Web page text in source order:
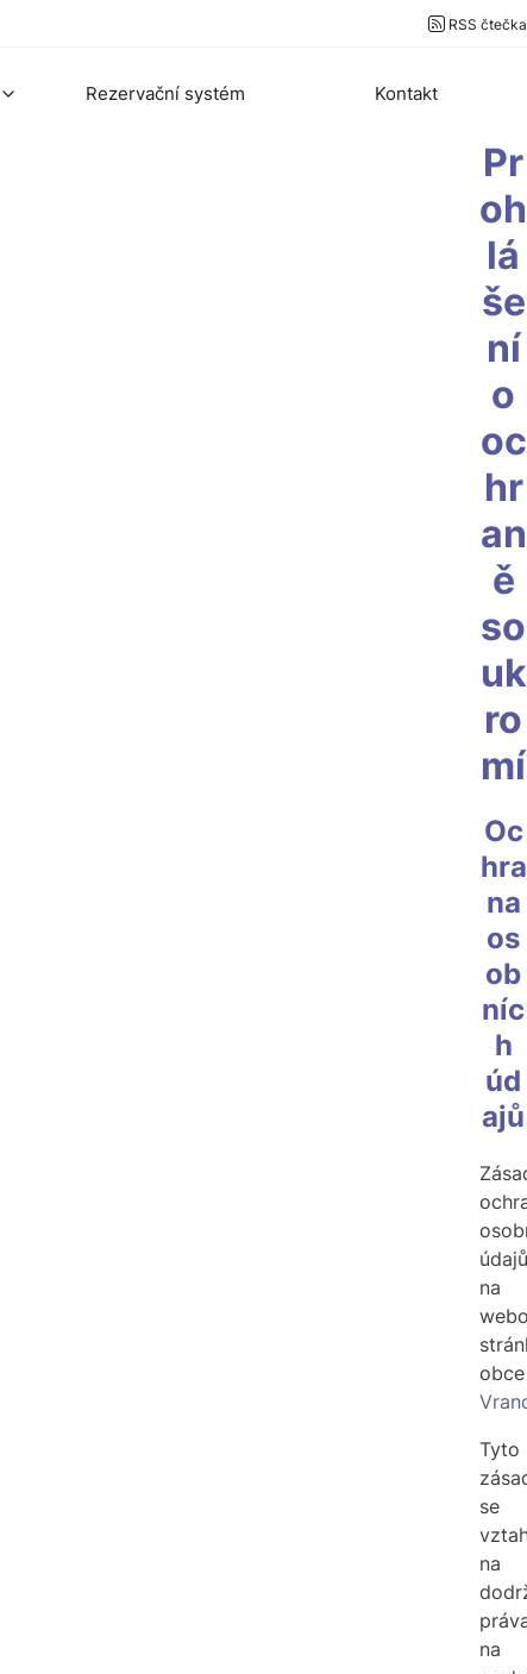
RSS čtečka
Rezervační systém Kontakt
Pr
oh
lá
še
ní
o
oc
hr
an
ě
so
uk
ro
mí
Oc
hra
na
os
ob
níc
h
úd
ajů
údajů
na
obce
Tyto
se
na
na